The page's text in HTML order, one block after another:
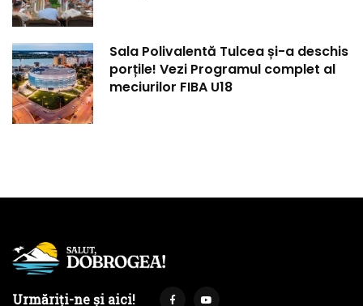
Sala Polivalentă Tulcea și-a deschis
porțile! Vezi Programul complet al
meciurilor FIBA U18
Urmăriți-ne și aici!